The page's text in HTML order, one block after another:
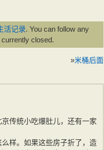
活记录. You can follow any
closed.
»米桶后面
传统小吃爆肚儿，还有一家
样。如果这些房子折了，造